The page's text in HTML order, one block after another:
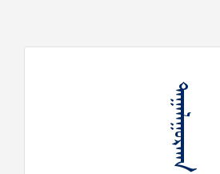
ᠲᠠᠭᠠᠯᠠᠭᠤᠷᠬᠠᠨ